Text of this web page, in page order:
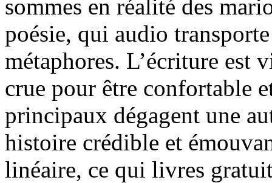
sommes en réalité des
poésie, qui audio
métaphores. L’écriture est
crue pour être confortable
principaux dégagent une
histoire crédible et
linéaire, ce qui livres